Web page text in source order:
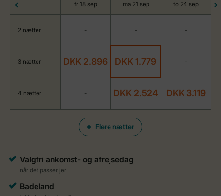
Flere nætter
fr 18 sep ma 21 sep to 24 sep
2 nætter - - -
3 nætter DKK 2.896 DKK 1.779 -
4 nætter - DKK 2.524 DKK 3.119